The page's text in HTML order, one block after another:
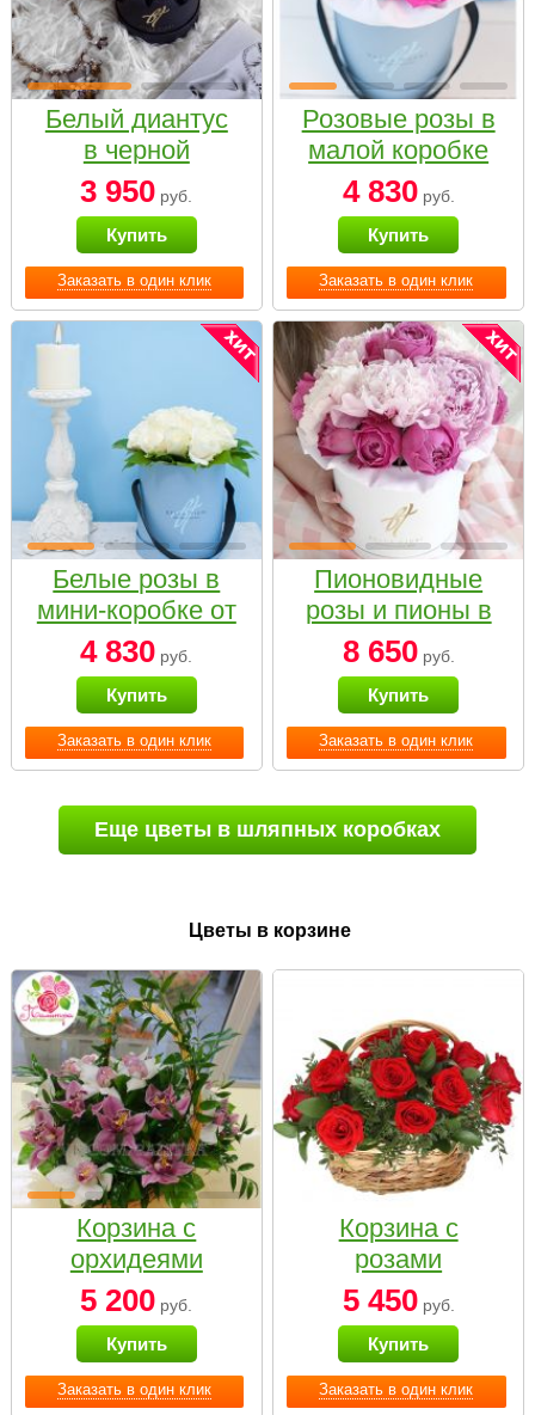
Заказать в один клик
Белый диантус
в черной
коробке Small
3 950 руб.
Купить
Заказать в один клик
Розовые розы в
малой коробке
4 830руб.
Купить
Заказать в один клик
Белые розы в
мини-коробке от
Bella Fiori
4 830 руб.
Купить
Заказать в один клик
Пионовидные
розы и пионы в
белой коробке
Small
8 650руб.
Купить
Еще цветы в шляпных коробках
Цветы в корзине
Заказать в один клик
Корзина с
орхидеями
малая
5 200 руб.
Купить
Заказать в один клик
Корзина с
розами
«Красный
Париж»
5 450руб.
Купить